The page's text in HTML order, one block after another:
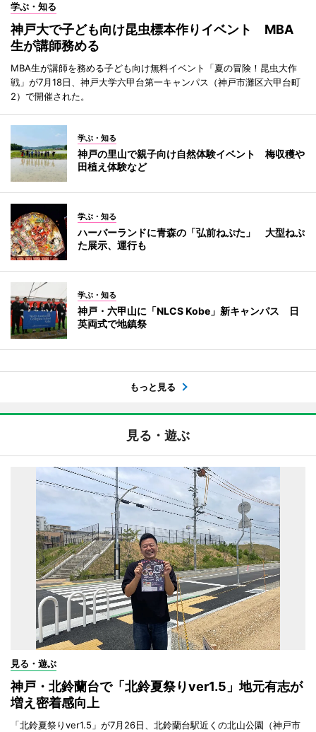
学ぶ・知る
神戸大で子ども向け昆虫標本作りイベント MBA
生が講師務める
MBA生が講師を務める子ども向け無料イベント「夏の冒険！昆虫大作
戦」が7月18日、神戸大学六甲台第一キャンパス（神戸市灘区六甲台町
2）で開催された。
学ぶ・知る
神戸の里山で親子向け自然体験イベント 梅収穫や
田植え体験など
学ぶ・知る
ハーバーランドに青森の「弘前ねぷた」 大型ねぷ
た展示、運行も
学ぶ・知る
神戸・六甲山に「NLCS Kobe」新キャンパス 日
英両式で地鎮祭
もっと見る
見る・遊ぶ
見る・遊ぶ
神戸・北鈴蘭台で「北鈴夏祭りver1.5」地元有志が
増え密着感向上
「北鈴夏祭りver1.5」が7月26日、北鈴蘭台駅近くの北山公園（神戸市